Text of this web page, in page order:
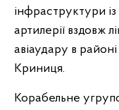
інфраструктури із
артилерії вздовж
авіаудару в
Криниця.
Корабельне